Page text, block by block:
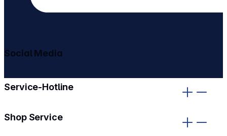
Service-Hotline
Shop Service
Social Media